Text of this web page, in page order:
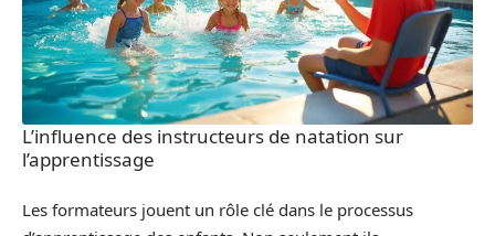
L’influence des instructeurs de natation sur
l’apprentissage
Les formateurs jouent un rôle clé dans le processus